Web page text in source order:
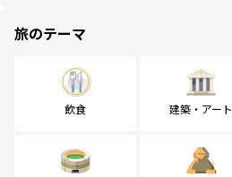
旅のテーマ
飲食 建築・アート